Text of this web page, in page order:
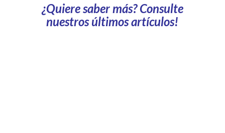
¿Quiere saber más? Consulte
nuestros últimos artículos!